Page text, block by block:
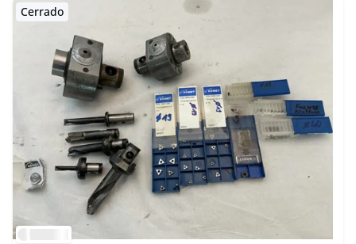
Cerrado